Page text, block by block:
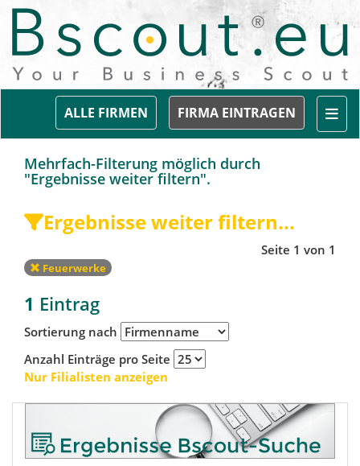
FIRMA EINTRAGEN
ALLE FIRMEN
Mehrfach-Filterung möglich durch
"Ergebnisse weiter filtern".
Ergebnisse weiter filtern...
Seite 1 von 1
Feuerwerke
1 Eintrag
Sortierung nach
Anzahl Einträge pro Seite
Nur Filialisten anzeigen